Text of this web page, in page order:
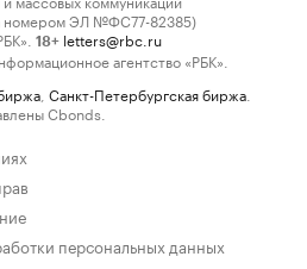
номером ЭЛ №ФС77-82385)
18+ letters@rbc.ru
агентство «РБК».
Санкт-Петербургская биржа
Cbonds.
персональных данных